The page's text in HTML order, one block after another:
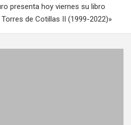
presenta hoy viernes su libro
de Cotillas II (1999-2022)»